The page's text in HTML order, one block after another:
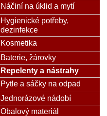
Náčiní na úklid a mytí
Hygienické potřeby,
dezinfekce
Kosmetika
Baterie, žárovky
Repelenty a nástrahy
Pytle a sáčky na odpad
Jednorázové nádobí
Obalový materiál